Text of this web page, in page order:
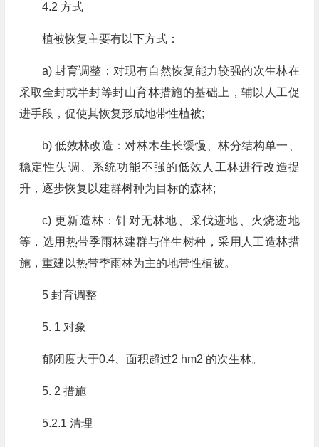
4.2 方式
植被恢复主要有以下方式：
a) 封育调整：对现有自然恢复能力较强的次生林在
采取全封或半封等封山育林措施的基础上，辅以人工促
进手段，促使其恢复形成地带性植被;
b) 低效林改造：对林木生长缓慢、林分结构单一、
稳定性失调、系统功能不强的低效人工林进行改造提
升，逐步恢复以建群树种为目标的森林;
c) 更新造林：针对无林地、采伐迹地、火烧迹地
等，选用热带季雨林建群与伴生树种，采用人工造林措
施，重建以热带季雨林为主的地带性植被。
5 封育调整
5. 1 对象
郁闭度大于0.4、面积超过2 hm2 的次生林。
5. 2 措施
5.2.1 清理